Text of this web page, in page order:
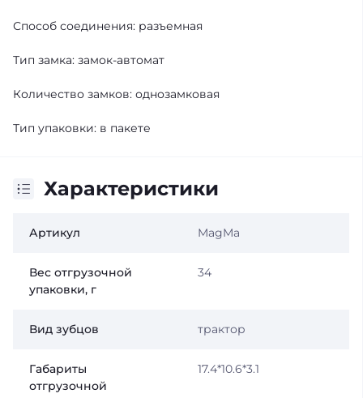
Способ соединения: разъемная
Тип замка: замок-автомат
Количество замков: однозамковая
Тип упаковки: в пакете
Характеристики
Артикул MagMa
Вес отгрузочной
упаковки, г
34
Вид зубцов трактор
Габариты
отгрузочной
17.4*10.6*3.1